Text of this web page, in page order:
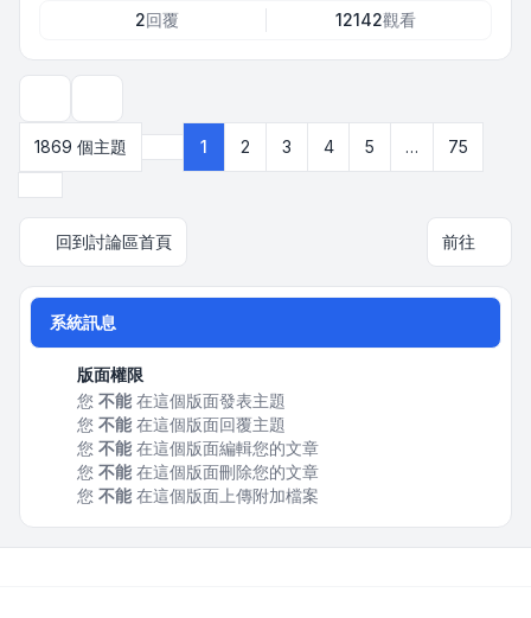
2回覆 12142觀看
1869 個主題
第1 頁 (共 75 頁)
1 2 3 4 5 …
75
回到討論區首頁 前往
系統訊息
版面權限
您 不能在這個版面發表主題
您 不能在這個版面回覆主題
您 不能在這個版面編輯您的文章
您 不能在這個版面刪除您的文章
您 不能在這個版面上傳附加檔案